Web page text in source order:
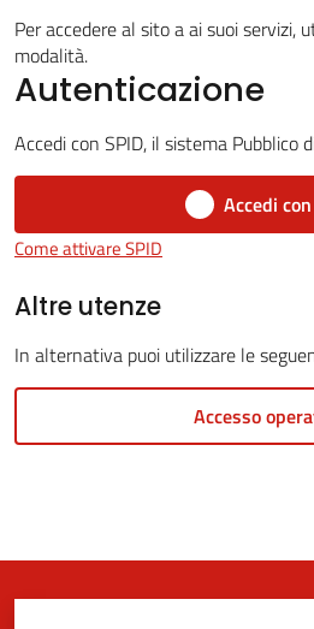
Casalfiumanese
on-
gli
Per accedere al sito a ai suoi servizi,
modalità.
Autenticazione
Accedi con SPID, il sistema Pubblico
Accedi
Come attivare SPID
Altre utenze
In alternativa puoi utilizzare le
Accesso